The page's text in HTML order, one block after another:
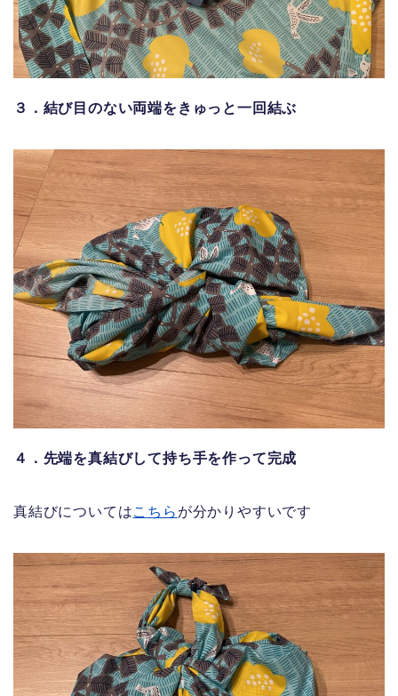
３．結び目のない両端をきゅっと一回結ぶ
４．先端を真結びして持ち手を作って完成
真結びについてはこちら が分かりやすいです